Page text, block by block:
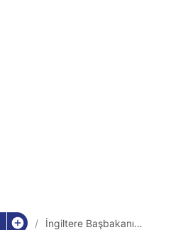
İngiltere Başbakanı